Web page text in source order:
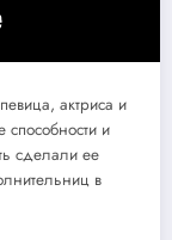
актриса и
и
сделали ее
в